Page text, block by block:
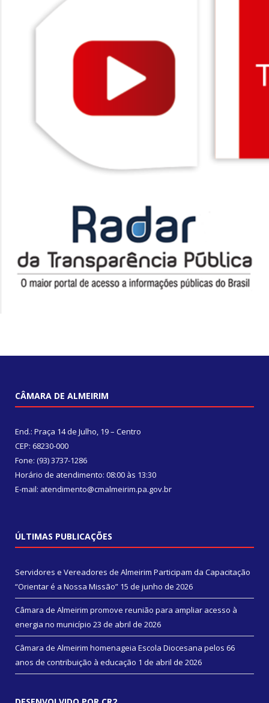
CÂMARA DE ALMEIRIM
End.: Praça 14 de Julho, 19 – Centro
CEP: 68230-000
Fone: (93) 3737-1286
Horário de atendimento: 08:00 às 13:30
E-mail: atendimento@cmalmeirim.pa.gov.br
ÚLTIMAS PUBLICAÇÕES
Servidores e Vereadores de Almeirim Participam da Capacitação
“Orientar é a Nossa Missão” 15 de junho de 2026
Câmara de Almeirim promove reunião para ampliar acesso à
energia no município 23 de abril de 2026
Câmara de Almeirim homenageia Escola Diocesana pelos 66
anos de contribuição à educação 1 de abril de 2026